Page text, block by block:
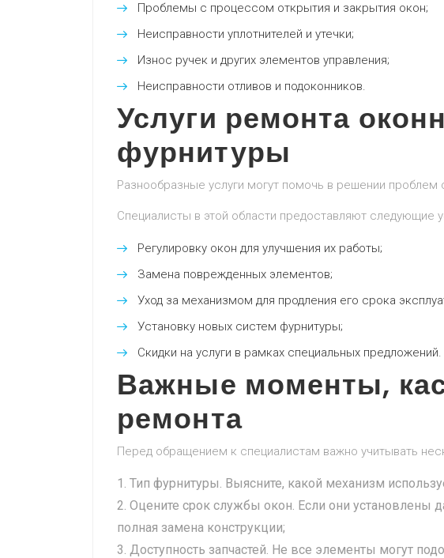
Проблемы с процессом открытия и закрытия окон;
Неисправности уплотнителей и утечки;
Износ ручек и других элементов управления;
Неисправности отливов и подоконников.
Услуги ремонта
фурнитуры
Разнообразные услуги могут помочь в решении проблем
Специалисты в этой области предоставляют следующие
Регулировку окон для улучшения их работы;
Замена поврежденных элементов;
Уход за механизмом для продления его срока
Установку новых систем фурнитуры;
Скидки на услуги в рамках специальных предложений.
Важные моменты,
ремонта
Перед обращением к специалистам важно учитывать
Тип фурнитуры. Выясните, какой механизм
Оцените срок службы окон. Если они установлены
полная замена конструкции;
Доступность запчастей. Не все элементы могут